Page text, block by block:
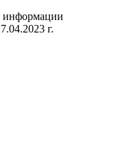
информации
г.